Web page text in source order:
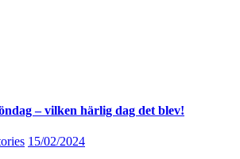
– vilken härlig dag det blev!
15/02/2024